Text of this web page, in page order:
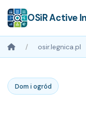
OSiR Active
osir.legnica.pl
Dom i ogród